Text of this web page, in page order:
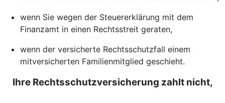
wenn Sie wegen der Steuererklärung mit dem
Finanzamt in einen Rechtsstreit geraten,
wenn der versicherte Rechtsschutzfall einem
mitversicherten Familienmitglied geschieht.
Ihre Rechtsschutzversicherung zahlt nicht,